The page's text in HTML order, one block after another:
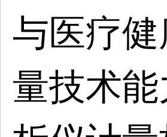
与医疗
量技术